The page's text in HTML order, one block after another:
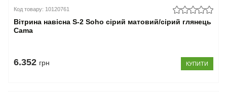
Код товару: 10120761
Вітрина навісна S-2 Soho сірий матовий/сірий глянець
Cama
6.352 грн КУПИТИ